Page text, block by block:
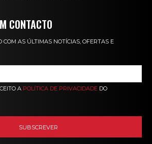
CONTACTO
AS ÚLTIMAS NOTÍCIAS, OFERTAS E
A POLÍTICA DE PRIVACIDADE DO